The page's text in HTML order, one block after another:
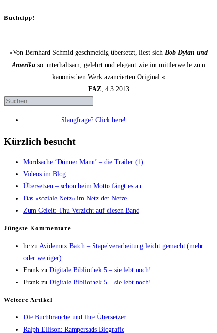
Buchtipp!
»Von Bernhard Schmid geschmeidig übersetzt, liest sich Bob Dylan und
Amerika so unterhaltsam, gelehrt und elegant wie im mittlerweile zum
kanonischen Werk avancierten Original.«
FAZ, 4.3.2013
……………. Slang­fra­ge? Click here!
Kürzlich besucht
Mord­sa­che ‘Dün­ner Mann’ – die Trai­ler (1)
Vide­os im Blog
Über­set­zen – schon beim Mot­to fängt es an
Das »sozia­le Netz« im Netz der Netze
Zum Geleit: Thu Ver­zicht auf die­sen Band
Jüngs­te Kommentare
hc zu Avi­de­mux Batch – Sta­pel­ver­ar­bei­tung leicht gemacht (mehr
oder weniger)
Frank zu Digi­ta­le Biblio­thek 5 – sie lebt noch!
Frank zu Digi­ta­le Biblio­thek 5 – sie lebt noch!
Wei­te­re Artikel
Die Buch­bran­che und ihre Übersetzer
Ralph Elli­son: Ram­pers­ads Biografie